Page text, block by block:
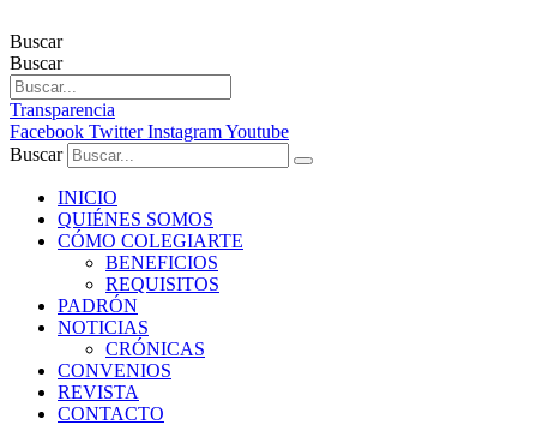
Buscar
Buscar
Transparencia
Facebook Twitter InstagramYoutube
Buscar
INICIO
QUIÉNES SOMOS
CÓMO COLEGIARTE
BENEFICIOS
REQUISITOS
PADRÓN
NOTICIAS
CRÓNICAS
CONVENIOS
REVISTA
CONTACTO